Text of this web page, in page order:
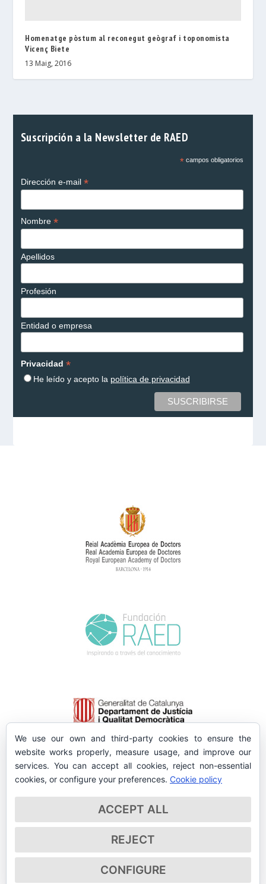
Homenatge pòstum al reconegut geògraf i toponomista
Vicenç Biete
13 Maig, 2016
Suscripción a la Newsletter de RAED
*campos obligatorios
Dirección e-mail *
Nombre *
Apellidos
Profesión
Entidad o empresa
Privacidad *
He leído y acepto la política de privacidad
We use our own and third-party cookies to ensure the
website works properly, measure usage, and improve our
services. You can accept all cookies, reject non-essential
cookies, or configure your preferences. Cookie policy
ACCEPT ALL
REJECT
CONFIGURE